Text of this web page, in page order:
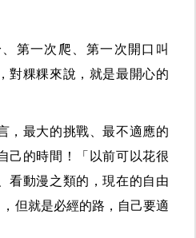
第一次爬、第一次開口叫
對粿粿來說，就是最開心的
，最大的挑戰、最不適應的
己的時間！「以前可以花很
看動漫之類的，現在的自由
但就是必經的路，自己要適